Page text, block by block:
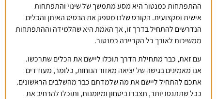
ההתפתחות כמנטור היא מסע מתמשך של שינוי והתפתחות
אישית ומקצועית. הקורס שלנו מספק את הבסיס האיתן והכלים
הנדרשים להתחיל בדרך זו, אך האמת היא שהלמידה וההתפתחות
ממשיכות לאורך כל הקריירה כמנטור.
עם זאת, כבר מתחילת הדרך תוכלו ליישם את הכלים שתרכשו.
אנו מאמינים בגישה של יציאה מאזור הנוחות, כלומר, מעודדים
אתכם להתחיל ליישם את מה שלמדתם כבר מהשלבים הראשונים.
ככל שתתנסו יותר, תצברו ביטחון ומיומנות, ותוכלו להרחיב את